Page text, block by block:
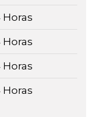
Horas
Horas
Horas
Horas